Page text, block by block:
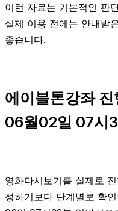
이런 자료는 기본적인 판
실제 이용 전에는 안내받
좋습니다.
에이블톤강좌
06월02일 07시
영화다시보기를 실제로
정하기보다 단계별로 확